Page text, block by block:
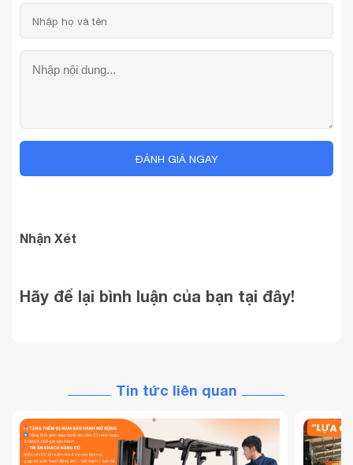
ĐÁNH GIÁ NGAY
Nhận Xét
Hãy để lại bình luận của bạn tại đây!
Tin tức liên quan